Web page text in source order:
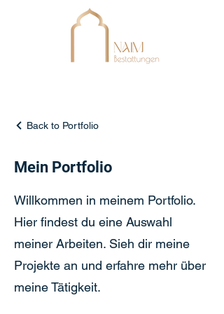
Back to Portfolio
Mein Portfolio
Willkommen in meinem Portfolio.
Hier findest du eine Auswahl
meiner Arbeiten. Sieh dir meine
Projekte an und erfahre mehr über
meine Tätigkeit.